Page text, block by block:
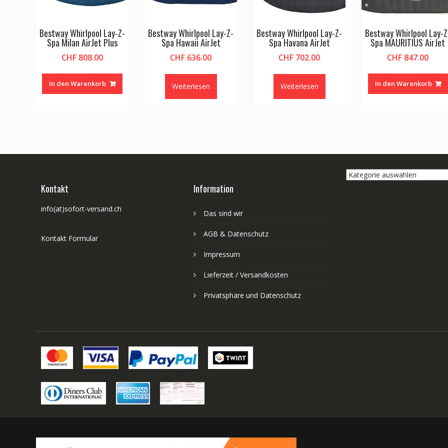
Bestway Whirlpool Lay-Z-
Spa Milan AirJet Plus
CHF 808.00
In den Warenkorb
Bestway Whirlpool Lay-Z-
Spa Hawaii AirJet
CHF 636.00
Weiterlesen
Bestway Whirlpool Lay-Z-
Spa Havana AirJet
CHF 702.00
Weiterlesen
Bestway Whirlpool Lay-
Spa MAURITIUS AirJet
CHF 847.00
In den Warenkorb
Kontakt
info(at)sofort-versand.ch
Kontakt Formular
Information
Das sind wir
AGB & Datenschutz
Impressum
Lieferzeit / Versandkosten
Privatsphäre und Datenschutz
Kategorie